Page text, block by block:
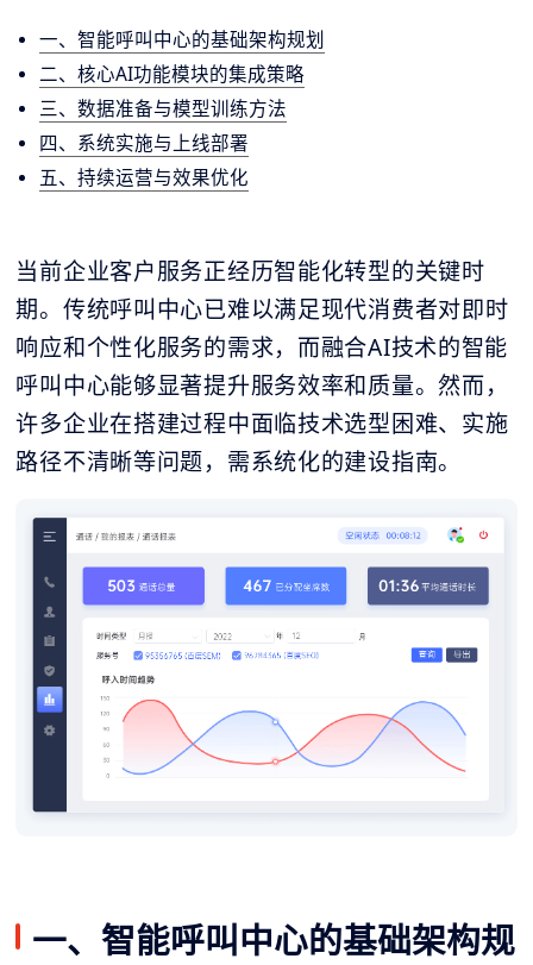
一、智能呼叫中心的基础架构规划
二、核心AI功能模块的集成策略
三、数据准备与模型训练方法
四、系统实施与上线部署
五、持续运营与效果优化
当前企业客户服务正经历智能化转型的关键时
期。传统呼叫中心已难以满足现代消费者对即时
响应和个性化服务的需求，而融合AI技术的智能
呼叫中心能够显著提升服务效率和质量。然而，
许多企业在搭建过程中面临技术选型困难、实施
路径不清晰等问题，需系统化的建设指南。
一、智能呼叫中心的基础架构规